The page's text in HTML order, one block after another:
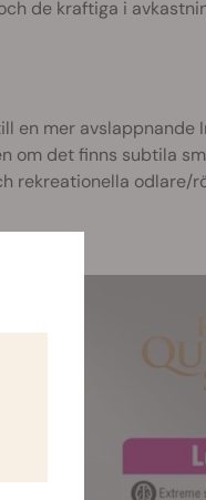
de kraftiga i
en mer avslappnande
om det finns subtila
rekreationella odlare/